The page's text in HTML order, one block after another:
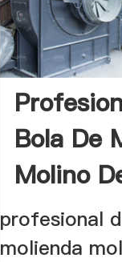
Bola De
Molino
profesional
molienda